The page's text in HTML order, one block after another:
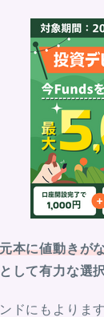
本に値動きが
して有力な選
ドにもよりま